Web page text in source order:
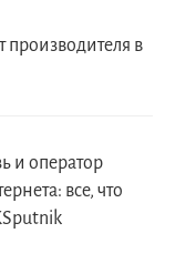
производителя в
и оператор
все, что